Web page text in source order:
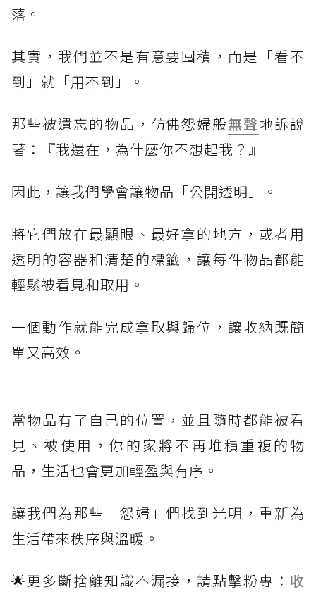
落。
其實，我們並不是有意要囤積，而是「看不
到」就「用不到」。
那些被遺忘的物品，仿佛怨婦般無聲地訴說
著：『我還在，為什麼你不想起我？』
因此，讓我們學會讓物品「公開透明」。
將它們放在最顯眼、最好拿的地方，或者用
透明的容器和清楚的標籤，讓每件物品都能
輕鬆被看見和取用。
一個動作就能完成拿取與歸位，讓收納既簡
單又高效。
當物品有了自己的位置，並且隨時都能被看
見、被使用，你的家將不再堆積重複的物
品，生活也會更加輕盈與有序。
讓我們為那些「怨婦」們找到光明，重新為
生活帶來秩序與溫暖。
🌟更多斷捨離知識不漏接，請點擊粉專： 收